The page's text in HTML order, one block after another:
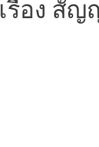
เรื่อง สัญ